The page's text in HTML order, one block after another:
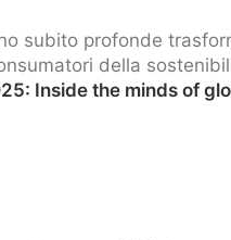
subito profonde
della
Inside the minds of